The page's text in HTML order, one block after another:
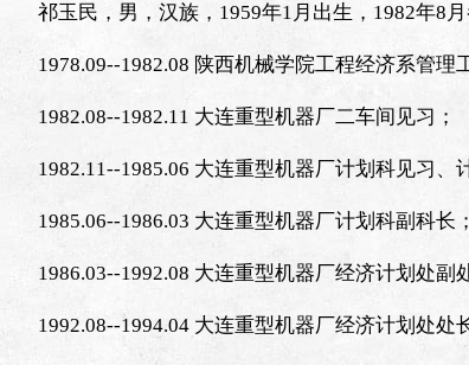
祁玉民，男，汉族，1959年1月出生，1982年8
1978.09--1982.08 陕西机械学院工程经济系管理
1982.08--1982.11 大连重型机器厂二车间见习；
1982.11--1985.06 大连重型机器厂计划科见习、
1985.06--1986.03 大连重型机器厂计划科副科长；
1986.03--1992.08 大连重型机器厂经济计划处副
1992.08--1994.04 大连重型机器厂经济计划处处